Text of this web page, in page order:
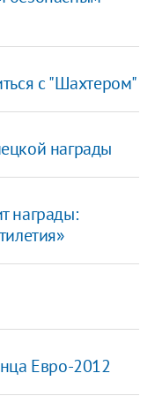
с "Шахтером"
награды
награды:
Евро-2012